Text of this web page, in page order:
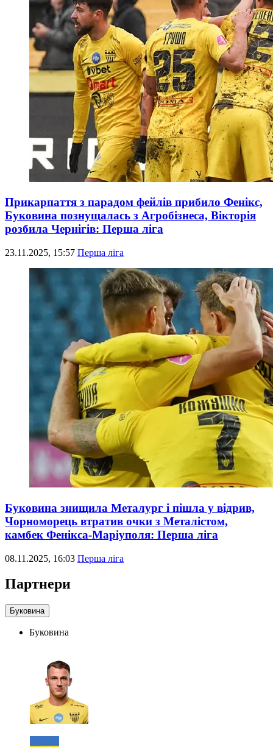
Прикарпаття з парадом фейлів прибило Фенікс,
Буковина познущалась з Агробізнеса, Вікторія
розбила Чернігів: Перша ліга
23.11.2025, 15:57 Перша ліга
Буковина знищила Металург і пішла у відрив,
Чорноморець втратив очки з Металістом,
камбек Фенікса-Маріуполя: Перша ліга
08.11.2025, 16:03 Перша ліга
Партнери
Буковина
Буковина